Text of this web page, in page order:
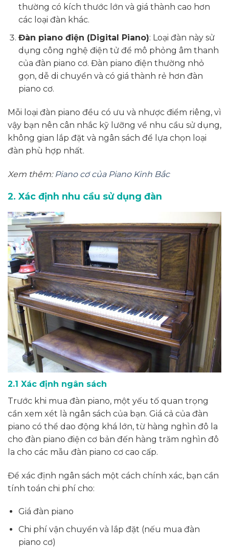
thường có kích thước lớn và giá thành cao hơn
các loại đàn khác.
Đàn piano điện (Digital Piano): Loại đàn này sử
dụng công nghệ điện tử để mô phỏng âm thanh
của đàn piano cơ. Đàn piano điện thường nhỏ
gọn, dễ di chuyển và có giá thành rẻ hơn đàn
piano cơ.
Mỗi loại đàn piano đều có ưu và nhược điểm riêng, vì
vậy bạn nên cân nhắc kỹ lưỡng về nhu cầu sử dụng,
không gian lắp đặt và ngân sách để lựa chọn loại
đàn phù hợp nhất.
Xem thêm: Piano cơ của Piano Kinh Bắc
2. Xác định nhu cầu sử dụng đàn
2.1 Xác định ngân sách
Trước khi mua đàn piano, một yếu tố quan trọng
cần xem xét là ngân sách của bạn. Giá cả của đàn
piano có thể dao động khá lớn, từ hàng nghìn đô la
cho đàn piano điện cơ bản đến hàng trăm nghìn đô
la cho các mẫu đàn piano cơ cao cấp.
Để xác định ngân sách một cách chính xác, bạn cần
tính toán chi phí cho:
Giá đàn piano
Chi phí vận chuyển và lắp đặt (nếu mua đàn
piano cơ)